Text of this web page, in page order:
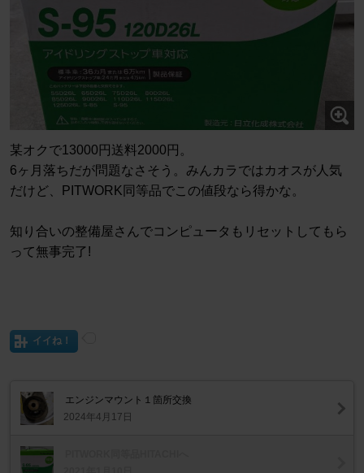
某オクで13000円送料2000円。
6ヶ月落ちだが問題なさそう。みんカラではカオスが人気
だけど、PITWORK同等品でこの値段なら得かな。
知り合いの整備屋さんでコンピュータもリセットしてもら
って無事完了!
イイね！
エンジンマウント１箇所交換
2024年4月17日